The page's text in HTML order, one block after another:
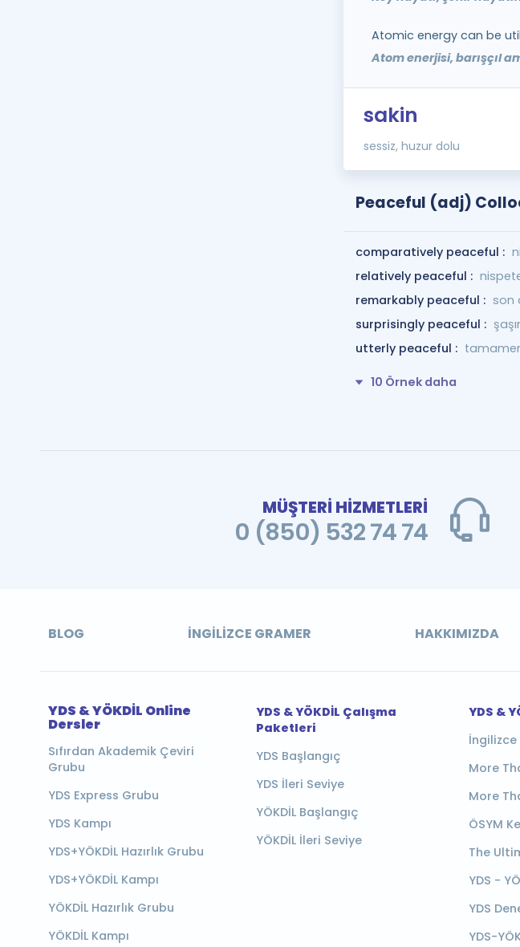
Atomic energy can be
Atom enerjisi, barışçıl
sakin
sessiz, huzur dolu
Peaceful (adj)
comparatively peaceful :
relatively peaceful :
remarkably peaceful : son
surprisingly peaceful :
utterly peaceful :
10 Örnek daha
MÜŞTERİ HİZMETLERİ
0 (850) 532 74 74
BLOG İNGILIZCE GRAMER HAKKIMIZDA
YDS & YÖKDİL Online
Dersler
Sıfırdan Akademik Çeviri
Grubu
YDS Express Grubu
YDS Kampı
YDS+YÖKDİL Hazırlık Grubu
YDS+YÖKDİL Kampı
YÖKDİL Hazırlık Grubu
YÖKDİL Kampı
YDS & YÖKDİL Çalışma
Paketleri
YDS Başlangıç
YDS İleri Seviye
YÖKDİL Başlangıç
YÖKDİL İleri Seviye
YDS &
İngilizce
More
More
ÖSYM
The
YDS -
YDS
YDS-